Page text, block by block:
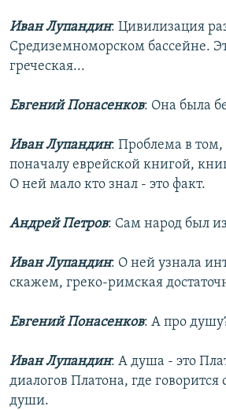
Иван Лупандин: Цивилизация
Средиземноморском бассейне.
греческая...
Евгений Понасенков: Она была
Иван Лупандин: Проблема в том,
поначалу еврейской книгой,
О ней мало кто знал - это факт.
Андрей Петров: Сам народ был
Иван Лупандин: О ней узнала
скажем, греко-римская
Евгений Понасенков: А про
Иван Лупандин: А душа - это
диалогов Платона, где говорится
души.